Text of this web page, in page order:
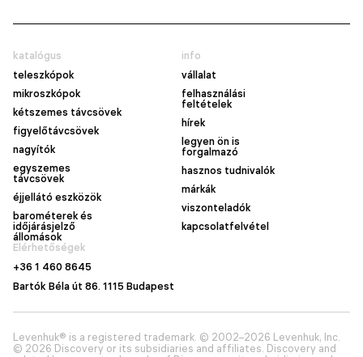
katalógus
teleszkópok
mikroszkópok
kétszemes távcsövek
figyelőtávcsövek
nagyítók
egyszemes
távcsövek
éjjellátó eszközök
barométerek és
időjárásjelző
állomások
info
vállalat
felhasználási
feltételek
hírek
legyen ön is
forgalmazó
hasznos tudnivalók
márkák
viszonteladók
kapcsolatfelvétel
Elérhetőségek
+36 1 460 8645
Bartók Béla út 86. 1115 Budapest
Levenhuk® is a registered trademark. © 2002–2026 Levenhuk, Inc.
© 2026 Discovery or its subsidiaries and affiliates. Discovery and